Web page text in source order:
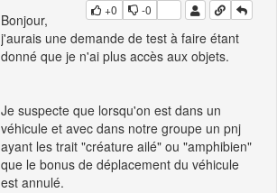
+0
-0
Bonjour,
j'aurais une demande de test à faire étant
donné que je n'ai plus accès aux objets.
Je suspecte que lorsqu'on est dans un
véhicule et avec dans notre groupe un pnj
ayant les trait "créature ailé" ou "amphibien"
que le bonus de déplacement du véhicule
est annulé.